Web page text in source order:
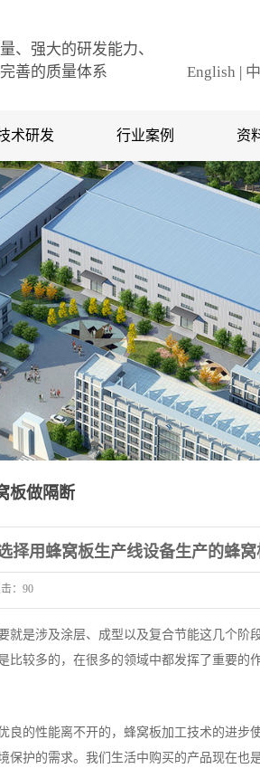
、强大的研发能力、
和完善的质量体系 English |
术研发 行业案例 资
板做隔断
择用蜂窝板生产线设备生产的蜂
： 90
就是涉及涂层、成型以及复合节能这几个阶
比较多的，在很多的领域中都发挥了重要的
良的性能离不开的，蜂窝板加工技术的进步
保护的需求。我们生活中购买的产品现在也